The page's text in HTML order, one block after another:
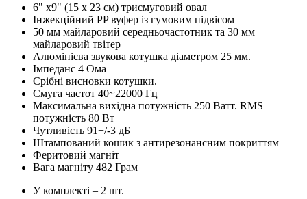
6" x9" (15 x 23 см) трисмуговий овал
Інжекційний PP вуфер із гумовим підвісом
50 мм майларовий середньочастотник та 30 мм
майларовий твітер
Алюмінієва звукова котушка діаметром 25 мм.
Імпеданс 4 Ома
Срібні висновки котушки.
Смуга частот 40~22000 Гц
Максимальна вихідна потужність 250 Ватт. RMS
потужність 80 Вт
Чутливість 91+/-3 дБ
Штампований кошик з антирезонансним покриттям
Феритовий магніт
Вага магніту 482 Грам
У комплекті – 2 шт.